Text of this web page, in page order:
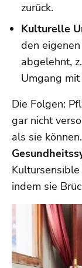
zurück.
Kulturelle
den
abgelehnt,
Umgang mit
Die Folgen:
gar nicht
als sie
indem sie